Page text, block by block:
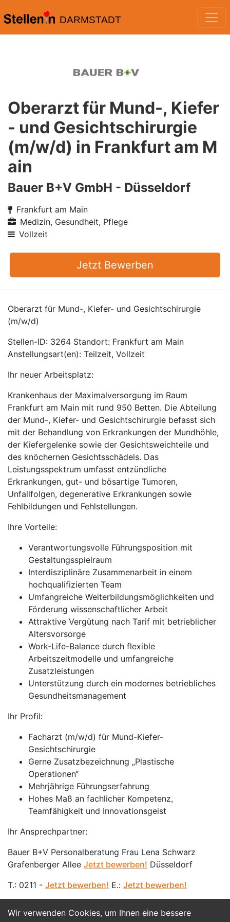
DARMSTADT
Wir verwenden Cookies, um Ihnen eine bessere
Oberarzt für Mund-, Kiefer
- und Gesichtschirurgie
(m/w/d) in Frankfurt am M
ain
Bauer B+V GmbH - Düsseldorf
Frankfurt am Main
Medizin, Gesundheit, Pflege
Vollzeit
Jetzt Bewerben
Oberarzt für Mund-, Kiefer- und Gesichtschirurgie
(m/w/d)
Stellen-ID: 3264 Standort: Frankfurt am Main
Anstellungsart(en): Teilzeit, Vollzeit
Ihr neuer Arbeitsplatz:
Krankenhaus der Maximalversorgung im Raum
Frankfurt am Main mit rund 950 Betten. Die Abteilung
der Mund-, Kiefer- und Gesichtschirurgie befasst sich
mit der Behandlung von Erkrankungen der Mundhöhle,
der Kiefergelenke sowie der Gesichtsweichteile und
des knöchernen Gesichtsschädels. Das
Leistungsspektrum umfasst entzündliche
Erkrankungen, gut- und bösartige Tumoren,
Unfallfolgen, degenerative Erkrankungen sowie
Fehlbildungen und Fehlstellungen.
Ihre Vorteile:
Verantwortungsvolle Führungsposition mit
Gestaltungsspielraum
Interdisziplinäre Zusammenarbeit in einem
hochqualifizierten Team
Umfangreiche Weiterbildungsmöglichkeiten und
Förderung wissenschaftlicher Arbeit
Attraktive Vergütung nach Tarif mit betrieblicher
Altersvorsorge
Work-Life-Balance durch flexible
Arbeitszeitmodelle und umfangreiche
Zusatzleistungen
Unterstützung durch ein modernes betriebliches
Gesundheitsmanagement
Ihr Profil:
Facharzt (m/w/d) für Mund-Kiefer-
Gesichtschirurgie
Gerne Zusatzbezeichnung „Plastische
Operationen“
Mehrjährige Führungserfahrung
Hohes Maß an fachlicher Kompetenz,
Teamfähigkeit und Innovationsgeist
Ihr Ansprechpartner:
Bauer B+V Personalberatung Frau Lena Schwarz
Grafenberger Allee Jetzt bewerben! Düsseldorf
T.: 0211 - Jetzt bewerben! E.: Jetzt bewerben!